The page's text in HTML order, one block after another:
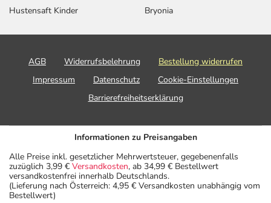
Hustensaft Kinder
Bryonia
AGB Widerrufsbelehrung
Bestellung widerrufen
Impressum
Datenschutz
Cookie-Einstellungen
Barrierefreiheitserklärung
Informationen zu Preisangaben
Alle Preise inkl. gesetzlicher Mehrwertsteuer, gegebenenfalls
zuzüglich 3,99 € Versandkosten, ab 34,99 € Bestellwert
versandkostenfrei innerhalb Deutschlands.
(Lieferung nach Österreich: 4,95 € Versandkosten unabhängig vom
Bestellwert)